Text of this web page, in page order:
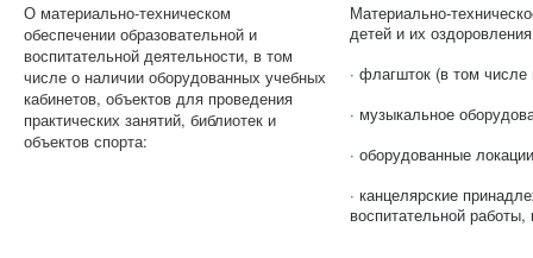
О материально-техническом
обеспечении образовательной и
воспитательной деятельности, в том
числе о наличии оборудованных учебных
кабинетов, объектов для проведения
практических занятий, библиотек и
объектов спорта:
Материально-
детей и их
· флагшток (в том
· музыкальное
· оборудованные
· канцелярские
воспитательной